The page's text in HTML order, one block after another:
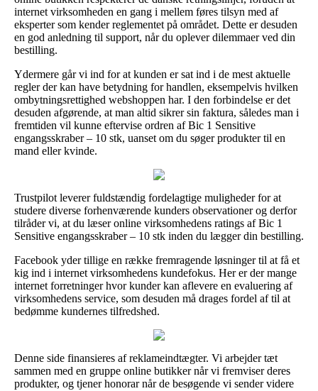
internet virksomheden en gang i mellem føres tilsyn med af
eksperter som kender reglementet på området. Dette er desuden
en god anledning til support, når du oplever dilemmaer ved din
bestilling.
Ydermere går vi ind for at kunden er sat ind i de mest aktuelle
regler der kan have betydning for handlen, eksempelvis hvilken
ombytningsrettighed webshoppen har. I den forbindelse er det
desuden afgørende, at man altid sikrer sin faktura, således man i
fremtiden vil kunne eftervise ordren af Bic 1 Sensitive
engangsskraber – 10 stk, uanset om du søger produkter til en
mand eller kvinde.
Trustpilot leverer fuldstændig fordelagtige muligheder for at
studere diverse forhenværende kunders observationer og derfor
tilråder vi, at du læser online virksomhedens ratings af Bic 1
Sensitive engangsskraber – 10 stk inden du lægger din bestilling.
Facebook yder tillige en række fremragende løsninger til at få et
kig ind i internet virksomhedens kundefokus. Her er der mange
internet forretninger hvor kunder kan aflevere en evaluering af
virksomhedens service, som desuden må drages fordel af til at
bedømme kundernes tilfredshed.
Denne side finansieres af reklameindtægter. Vi arbejder tæt
sammen med en gruppe online butikker når vi fremviser deres
produkter, og tjener honorar når de besøgende vi sender videre